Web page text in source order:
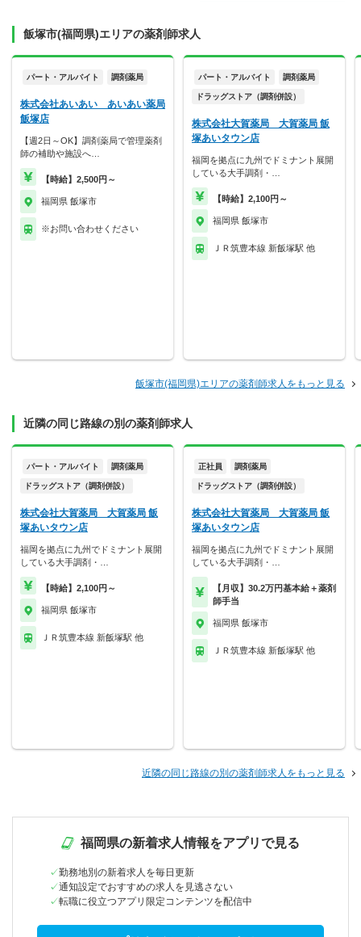
飯塚市(福岡県)エリアの薬剤師求人
パート・アルバイト 調剤薬局
株式会社あいあい あいあい薬局
飯塚店
【週2日～OK】調剤薬局で管理薬剤
師の補助や施設へ…
【時給】2,500円～
福岡県 飯塚市
※お問い合わせください
パート・アルバイト 調剤薬局
ドラッグストア（調剤併設）
株式会社大賀薬局 大賀薬局 飯
塚あいタウン店
福岡を拠点に九州でドミナント展開
している大手調剤・…
【時給】2,100円～
福岡県 飯塚市
ＪＲ筑豊本線 新飯塚駅 他
飯塚市(福岡県)エリアの薬剤師求人をもっと見る
近隣の同じ路線の別の薬剤師求人
パート・アルバイト 調剤薬局
ドラッグストア（調剤併設）
株式会社大賀薬局 大賀薬局 飯
塚あいタウン店
福岡を拠点に九州でドミナント展開
している大手調剤・…
【時給】2,100円～
福岡県 飯塚市
ＪＲ筑豊本線 新飯塚駅 他
正社員 調剤薬局
ドラッグストア（調剤併設）
株式会社大賀薬局 大賀薬局 飯
塚あいタウン店
福岡を拠点に九州でドミナント展開
している大手調剤・…
【月収】30.2万円基本給＋薬剤
師手当
福岡県 飯塚市
ＪＲ筑豊本線 新飯塚駅 他
近隣の同じ路線の別の薬剤師求人をもっと見る
福岡県の新着求人情報をアプリで見る
勤務地別の新着求人を毎日更新
通知設定でおすすめの求人を見逃さない
転職に役立つアプリ限定コンテンツを配信中